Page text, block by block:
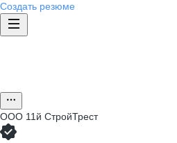
Создать резюме
ООО 11й СтройТрест